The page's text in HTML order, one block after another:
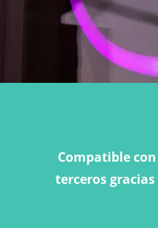
Compatible
terceros gracias